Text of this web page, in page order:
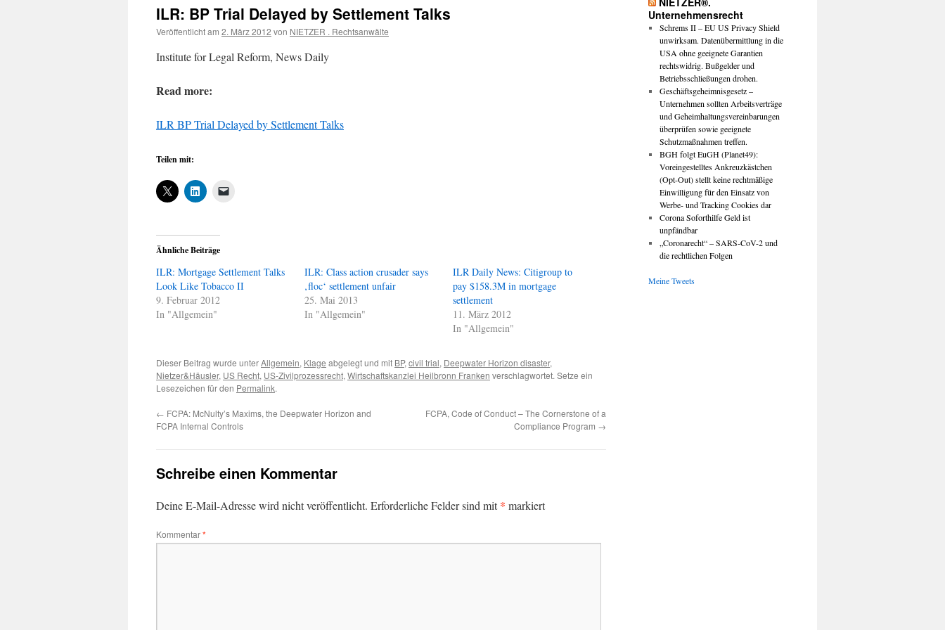
ILR: BP Trial Delayed by Settlement Talks
Veröffentlicht am 2. März 2012 von NIETZER . Rechtsanwälte
Institute for Legal Reform, News Daily
Read more:
ILR BP Trial Delayed by Settlement Talks
Teilen mit:
Ähnliche Beiträge
ILR: Mortgage Settlement Talks
Look Like Tobacco II
9. Februar 2012
In "Allgemein"
ILR: Class action crusader says
‚floc‘ settlement unfair
25. Mai 2013
In "Allgemein"
ILR Daily News: Citigroup to
pay $158.3M in mortgage
settlement
11. März 2012
In "Allgemein"
Dieser Beitrag wurde unterAllgemein, Klage abgelegt und mit BP, civil trial, Deepwater Horizon disaster,
Nietzer&Häusler, US Recht, US-Zivilprozessrecht, Wirtschaftskanzlei Heilbronn Franken verschlagwortet. Setze ein
Lesezeichen für den Permalink.
← FCPA: McNulty’s Maxims, the Deepwater Horizon and
FCPA Internal Controls
FCPA, Code of Conduct – The Cornerstone of a
Compliance Program →
Schreibe einen Kommentar
Deine E-Mail-Adresse wird nicht veröffentlicht. Erforderliche Felder sind mit* markiert
Kommentar*
Unternehmensrecht
Schrems II – EU US Privacy Shield
unwirksam. Datenübermittlung in die
USA ohne geeignete Garantien
rechtswidrig. Bußgelder und
Betriebsschließungen drohen.
Geschäftsgeheimnisgesetz –
Unternehmen sollten Arbeitsverträge
und Geheimhaltungsvereinbarungen
überprüfen sowie geeignete
Schutzmaßnahmen treffen.
BGH folgt EuGH (Planet49):
Voreingestelltes Ankreuzkästchen
(Opt-Out) stellt keine rechtmäßige
Einwilligung für den Einsatz von
Werbe- und Tracking Cookies dar
Corona Soforthilfe Geld ist
unpfändbar
„Coronarecht“ – SARS-CoV-2 und
die rechtlichen Folgen
Meine Tweets